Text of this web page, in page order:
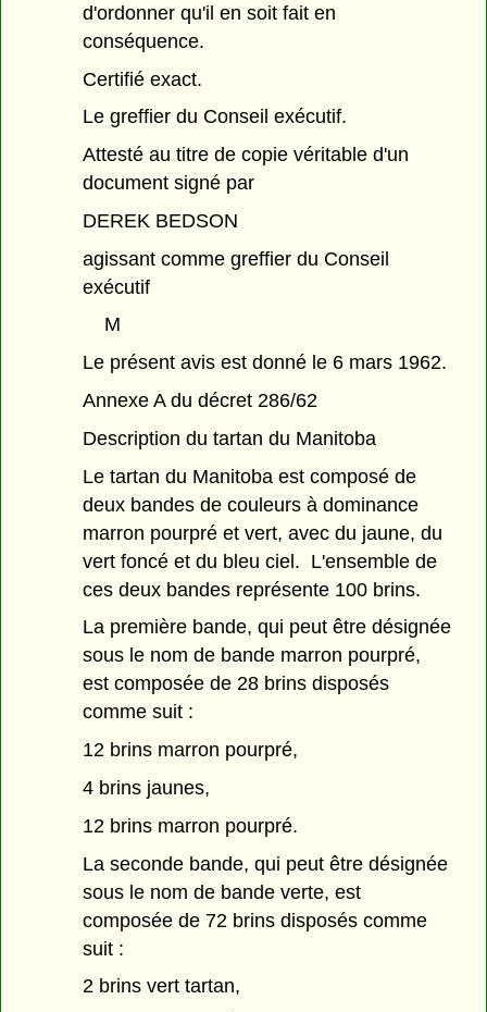
d'ordonner qu'il en soit fait en
conséquence.
Certifié exact.
Le greffier du Conseil exécutif.
Attesté au titre de copie véritable d'un
document signé par
DEREK BEDSON
agissant comme greffier du Conseil
exécutif
M
Le présent avis est donné le 6 mars 1962.
Annexe A du décret 286/62
Description du tartan du Manitoba
Le tartan du Manitoba est composé de
deux bandes de couleurs à dominance
marron pourpré et vert, avec du jaune, du
vert foncé et du bleu ciel. L'ensemble de
ces deux bandes représente 100 brins.
La première bande, qui peut être désignée
sous le nom de bande marron pourpré,
est composée de 28 brins disposés
comme suit :
12 brins marron pourpré,
4 brins jaunes,
12 brins marron pourpré.
La seconde bande, qui peut être désignée
sous le nom de bande verte, est
composée de 72 brins disposés comme
suit :
2 brins vert tartan,